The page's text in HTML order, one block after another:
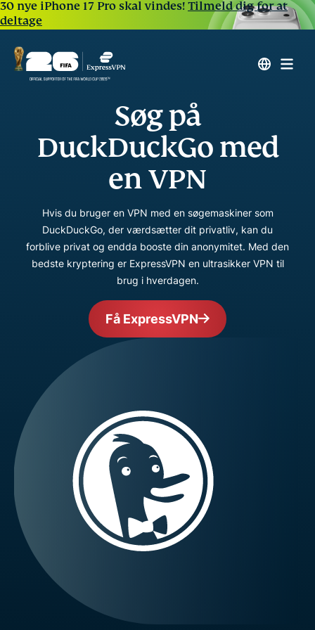
30 nye iPhone 17 Pro skal vindes!Tilmeld dig for at
deltage
Søg på
DuckDuckGo med
en VPN
Hvis du bruger en VPN med en søgemaskiner som
DuckDuckGo, der værdsætter dit privatliv, kan du
forblive privat og endda booste din anonymitet. Med den
bedste kryptering er ExpressVPN en ultrasikker VPN til
brug i hverdagen.
Få ExpressVPN